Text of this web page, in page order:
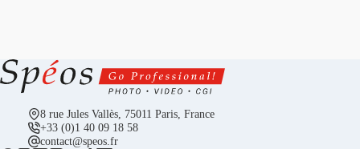
8 rue Jules Vallès, 75011 Paris, France
+33 (0)1 40 09 18 58
contact@speos.fr